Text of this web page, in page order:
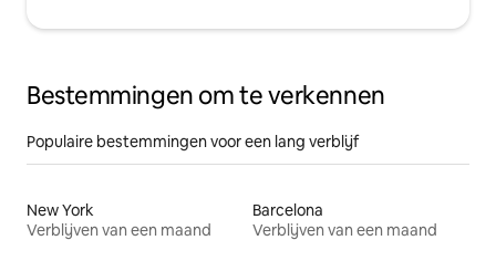
Bestemmingen om te verkennen
Populaire bestemmingen voor een lang verblijf
New York
Verblijven van een maand
Barcelona
Verblijven van een maand